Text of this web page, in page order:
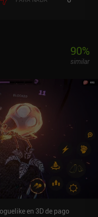
que sea nuestro
podemos
básicos se pueden
pero mejorarlos y
tiempo. También hay otras
pero éstas son
suscripciones, pases de
Las compras no son
del juego, pero me resulta
de los anuncios esté
se
iAP y anuncios. Pero es
una opción decente para
90%
similar
en 3D de pago